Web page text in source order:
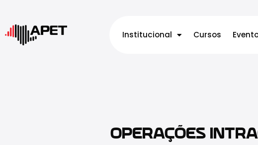
Institucional Cursos
OPERAÇÕES